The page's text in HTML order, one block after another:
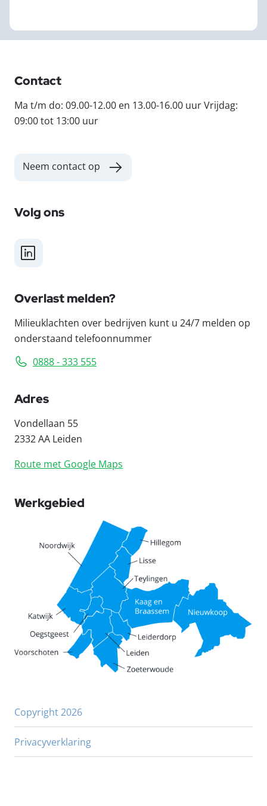
Contact
Ma t/m do: 09.00-12.00 en 13.00-16.00 uur Vrijdag:
09:00 tot 13:00 uur
Neem contact op
Volg ons
LinkedIn
Overlast melden?
Milieuklachten over bedrijven kunt u 24/7 melden op
onderstaand telefoonnummer
0888 - 333 555
Adres
Vondellaan 55
2332 AA Leiden
Route met Google Maps
Werkgebied
Copyright 2026
Privacyverklaring